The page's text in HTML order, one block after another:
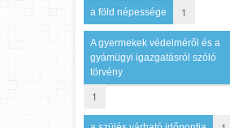
a föld népessége 1
A gyermekek védelméről és a
gyámügyi igazgatásról szóló
törvény
1